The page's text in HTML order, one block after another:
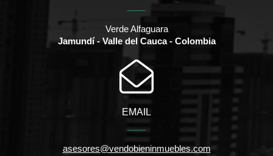
Verde Alfaguara
Jamundí - Valle del Cauca - Colombia
EMAIL
asesores@vendobieninmuebles.com